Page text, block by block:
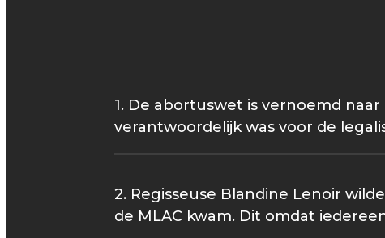
1. De abortuswet is vernoemd
verantwoordelijk was voor de
2. Regisseuse Blandine Lenoir
de MLAC kwam. Dit omdat